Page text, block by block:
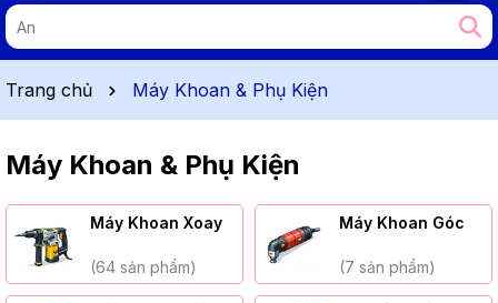
Trang chủ Máy Khoan & Phụ Kiện
Máy Khoan & Phụ Kiện
Máy Khoan Xoay
(64 sản phẩm)
Máy Khoan Góc
(7 sản phẩm)